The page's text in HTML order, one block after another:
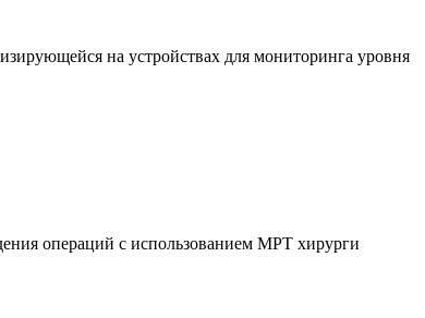
на устройствах для мониторинга уровня
операций с использованием МРТ хирурги